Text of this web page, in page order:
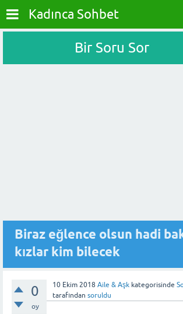
Kadınca Sohbet
Bir Soru Sor
Biraz eğlence olsun hadi
kızlar kim bilecek
0
oy
10 Ekim 2018 Aile & Aşk kategorisinde
tarafından soruldu